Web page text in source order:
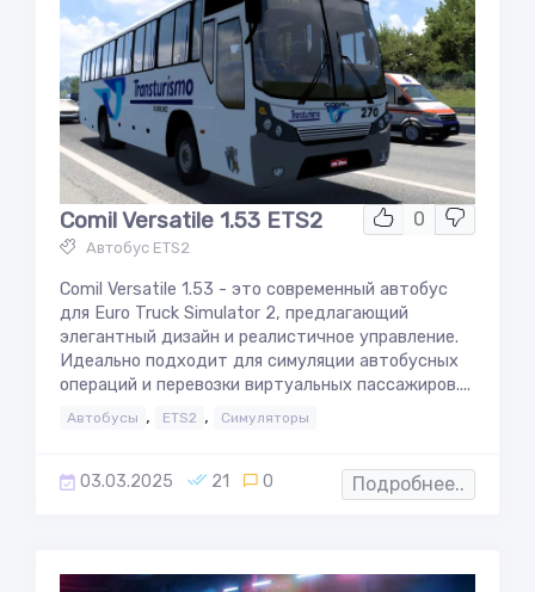
0
Comil Versatile 1.53 ETS2
Автобус ETS2
Comil Versatile 1.53 - это современный автобус
для Euro Truck Simulator 2, предлагающий
элегантный дизайн и реалистичное управление.
Идеально подходит для симуляции автобусных
операций и перевозки виртуальных пассажиров....
Автобусы , ETS2 , Симуляторы
03.03.2025 21 0 Подробнее..